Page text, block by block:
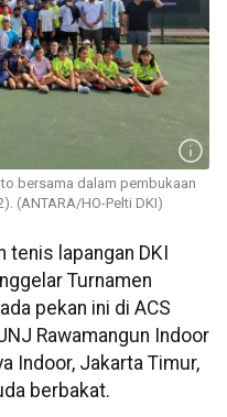
bersama dalam pembukaan
(ANTARA/HO-Pelti DKI)
tenis lapangan DKI
Turnamen
pekan ini di ACS
Rawamangun Indoor
Indoor, Jakarta Timur,
berbakat.